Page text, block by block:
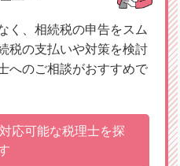
く、相続税の申告をスム
税の支払いや対策を検討
へのご相談がおすすめで
応可能な税理士を探